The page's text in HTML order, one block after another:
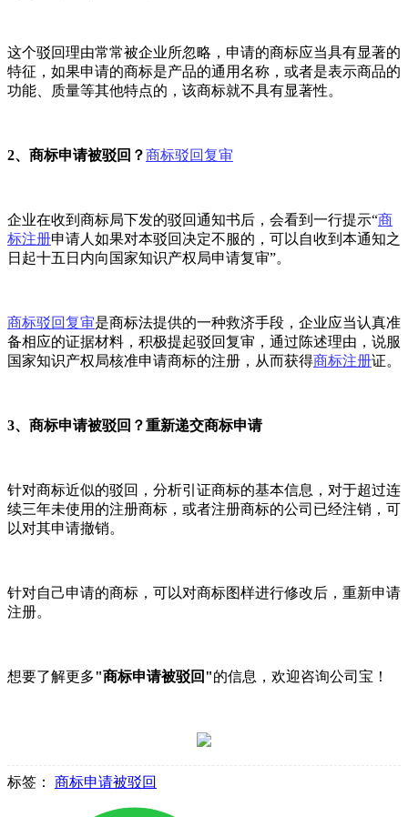
这个驳回理由常常被企业所忽略，申请的商标应当具有显著的
特征，如果申请的商标是产品的通用名称，或者是表示商品的
功能、质量等其他特点的，该商标就不具有显著性。
2、商标申请被驳回？商标驳回复审
企业在收到商标局下发的驳回通知书后，会看到一行提示“商
标注册申请人如果对本驳回决定不服的，可以自收到本通知之
日起十五日内向国家知识产权局申请复审”。
商标驳回复审是商标法提供的一种救济手段，企业应当认真准
备相应的证据材料，积极提起驳回复审，通过陈述理由，说服
国家知识产权局核准申请商标的注册，从而获得商标注册证。
3、商标申请被驳回？重新递交商标申请
针对商标近似的驳回，分析引证商标的基本信息，对于超过连
续三年未使用的注册商标，或者注册商标的公司已经注销，可
以对其申请撤销。
针对自己申请的商标，可以对商标图样进行修改后，重新申请
注册。
想要了解更多"商标申请被驳回"的信息，欢迎咨询公司宝！
标签： 商标申请被驳回